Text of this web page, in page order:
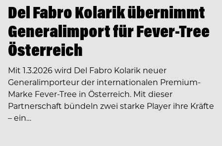
Del Fabro Kolarik übernimmt
Generalimport für Fever-Tree
Österreich
Mit 1.3.2026 wird Del Fabro Kolarik neuer
Generalimporteur der internationalen Premium-
Marke Fever-Tree in Österreich. Mit dieser
Partnerschaft bündeln zwei starke Player ihre Kräfte
– ein…